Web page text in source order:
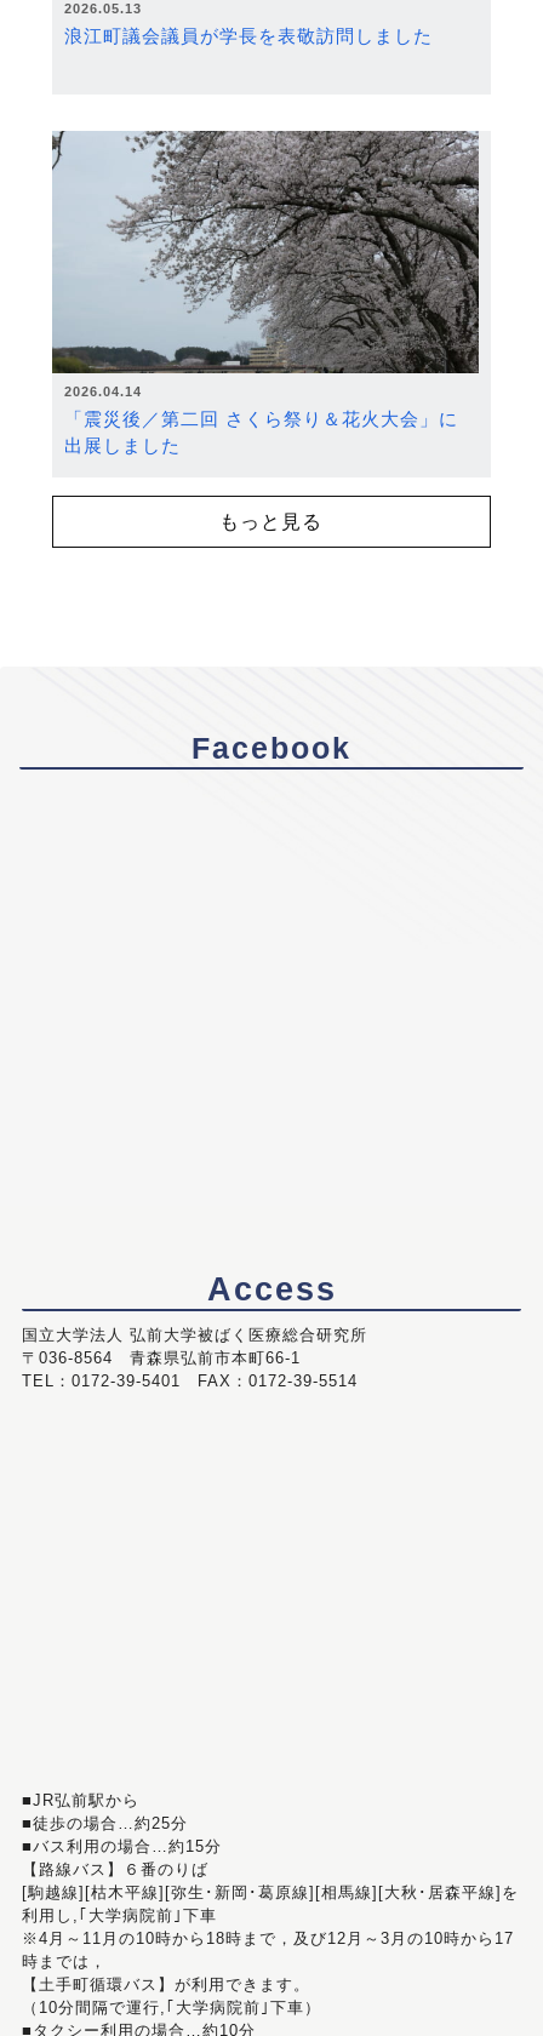
2026.05.13
浪江町議会議員が学長を表敬訪問しました
2026.04.14
「震災後／第二回 さくら祭り＆花火大会」に
出展しました
もっと見る
Facebook
Access
国立大学法人 弘前大学被ばく医療総合研究所
〒036-8564 青森県弘前市本町66-1
TEL：0172-39-5401 FAX：0172-39-5514
■JR弘前駅から
■徒歩の場合…約25分
■バス利用の場合…約15分
【路線バス】６番のりば
[駒越線][枯木平線][弥生･新岡･葛原線][相馬線][大秋･居森平線]を
利用し,｢大学病院前｣下車
※4月～11月の10時から18時まで，及び12月～3月の10時から17
時までは，
【土手町循環バス】が利用できます。
（10分間隔で運行,｢大学病院前｣下車）
■タクシー利用の場合…約10分